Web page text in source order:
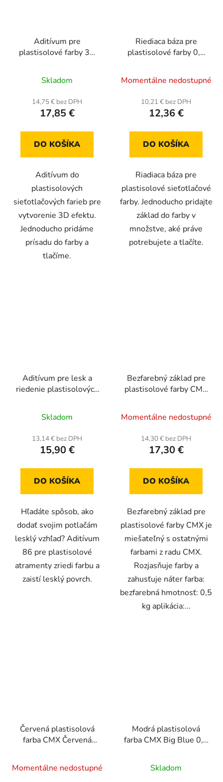
Aditívum pre
plastisolové farby 3D
hodnotenie
produktu
je
z
Skladom
14,75 € bez DPH
17,85 €
DO KOŠÍKA
Aditívum do
plastisolových
sieťotlačových farieb pre
vytvorenie 3D efektu.
Jednoducho pridáme
prísadu do farby a
tlačíme.
Riediaca báza pre
plastisolové farby 0,5
Momentálne nedostupné
10,21 € bez DPH
12,36 €
DO KOŠÍKA
Riadiaca báza pre
plastisolové sieťotlačové
farby. Jednoducho pridajte
základ do farby v
množstve, aké práve
potrebujete a tlačíte.
Aditívum pre lesk a
riedenie plastisolových
Skladom
13,14 € bez DPH
15,90 €
DO KOŠÍKA
Hľadáte spôsob, ako
dodať svojim potlačám
lesklý vzhľad? Aditívum
86 pre plastisolové
atramenty zriedi farbu a
zaistí lesklý povrch.
Bezfarebný základ pre
plastisolové farby CMX
Momentálne nedostupné
14,30 € bez DPH
17,30 €
DO KOŠÍKA
Bezfarebný základ pre
plastisolové farby CMX je
miešateľný s ostatnými
farbami z radu CMX.
Rozjasňuje farby a
zahusťuje náter farba:
bezfarebná hmotnosť: 0,5
kg aplikácia:...
Červená plastisolová
farba CMX Červená
Momentálne nedostupné
Modrá plastisolová
farba CMX Big Blue 0,5
Skladom